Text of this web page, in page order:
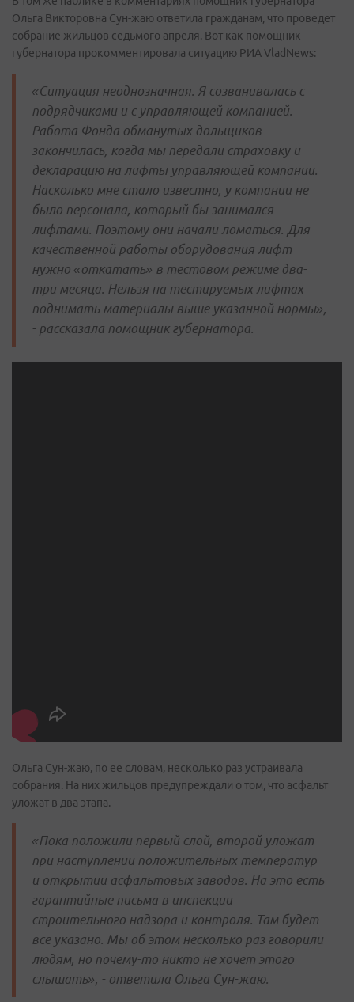
Ольга Викторовна Сун-жаю ответила гражданам, что проведет
собрание жильцов седьмого апреля. Вот как помощник
губернатора прокомментировала ситуацию РИА VladNews:
«Ситуация неоднозначная. Я созванивалась с
подрядчиками и с управляющей компанией.
Работа Фонда обманутых дольщиков
закончилась, когда мы передали страховку и
декларацию на лифты управляющей компании.
Насколько мне стало известно, у компании не
было персонала, который бы занимался
лифтами. Поэтому они начали ломаться. Для
качественной работы оборудования лифт
нужно «откатать» в тестовом режиме два-
три месяца. Нельзя на тестируемых лифтах
поднимать материалы выше указанной нормы»,
- рассказала помощник губернатора.
Ольга Сун-жаю, по ее словам, несколько раз устраивала
собрания. На них жильцов предупреждали о том, что асфальт
уложат в два этапа.
«Пока положили первый слой, второй уложат
при наступлении положительных температур
и открытии асфальтовых заводов. На это есть
гарантийные письма в инспекции
строительного надзора и контроля. Там будет
все указано. Мы об этом несколько раз говорили
людям, но почему-то никто не хочет этого
слышать», - ответила Ольга Сун-жаю.